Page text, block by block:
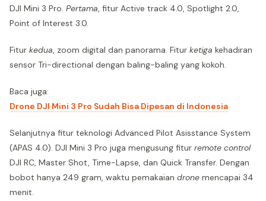
DJI Mini 3 Pro. Pertama, fitur Active track 4.0, Spotlight 2.0,
Point of Interest 3.0.
Fitur kedua, zoom digital dan panorama. Fitur ketiga kehadiran
sensor Tri-directional dengan baling-baling yang kokoh.
Baca juga:
Drone DJI Mini 3 Pro Sudah Bisa Dipesan di Indonesia
Selanjutnya fitur teknologi Advanced Pilot Asisstance System
(APAS 4.0). DJI Mini 3 Pro juga mengusung fitur remote control
DJI RC, Master Shot, Time-Lapse, dan Quick Transfer. Dengan
bobot hanya 249 gram, waktu pemakaian drone mencapai 34
menit.